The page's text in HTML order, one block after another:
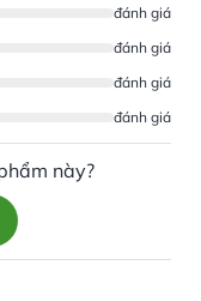
đánh giá
đánh giá
đánh giá
đánh giá
này?